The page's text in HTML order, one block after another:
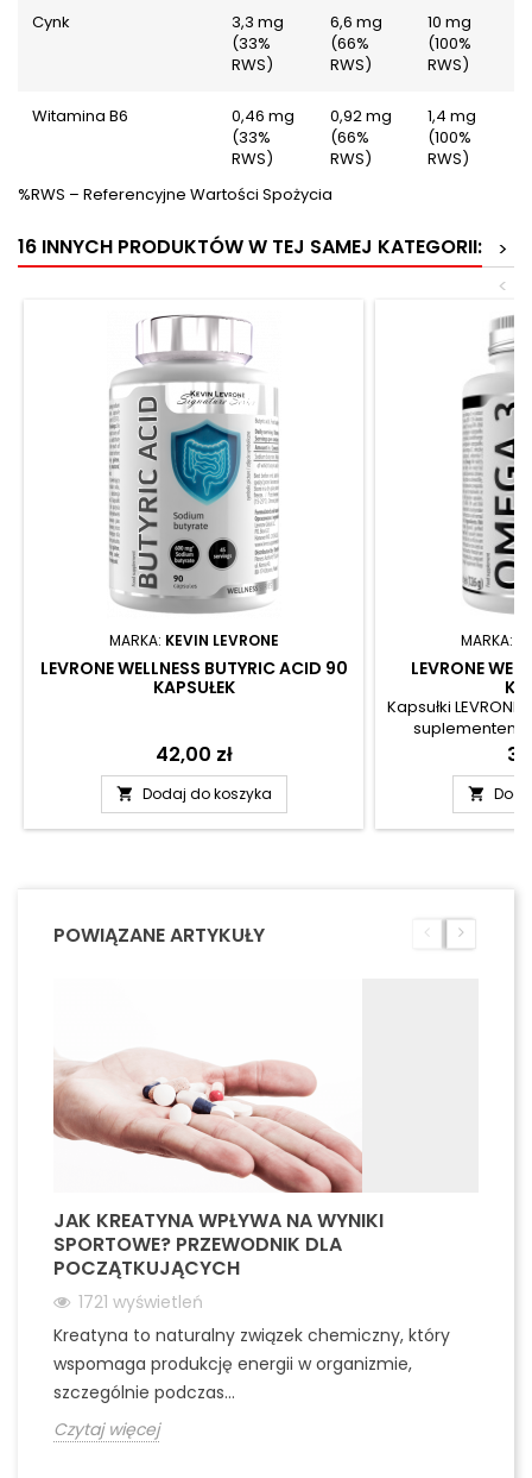
Cynk
3,3 mg
(33%
RWS)
6,6 mg
(66%
RWS)
10 mg
(100%
RWS)
Witamina B6
0,46 mg
(33%
RWS)
0,92 mg
(66%
RWS)
1,4 mg
(100%
RWS)
%RWS – Referencyjne Wartości Spożycia ­­
16 INNYCH PRODUKTÓW W TEJ SAMEJ KATEGORII:
>
<
MARKA: KEVIN LEVRONE
LEVRONE WELLNESS BUTYRIC ACID 90
KAPSUŁEK
Cena
42,00 zł
 Dodaj do koszyka
MARKA:
LEVRONE
Kapsułki LEVRONE
suplementem
omega-3.
z wysokiej

POWIĄZANE ARTYKUŁY
JAK KREATYNA WPŁYWA NA WYNIKI
SPORTOWE? PRZEWODNIK DLA
POCZĄTKUJĄCYCH
1721 wyświetleń
Kreatyna to naturalny związek chemiczny, który
wspomaga produkcję energii w organizmie,
szczególnie podczas...
Czytaj więcej